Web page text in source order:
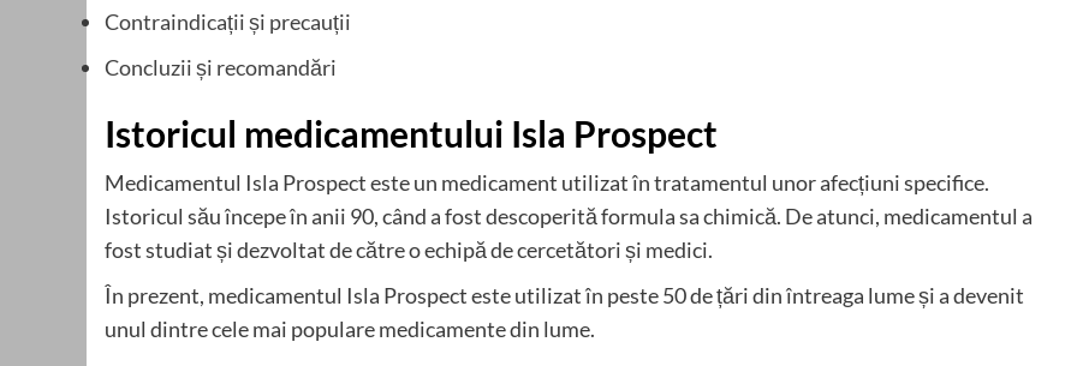
Contraindicații și precauții
Concluzii și recomandări
Istoricul medicamentului Isla Prospect
Medicamentul Isla Prospect este un medicament utilizat în tratamentul unor afecțiuni specifice.
Istoricul său începe în anii 90, când a fost descoperită formula sa chimică. De atunci, medicamentul a
fost studiat și dezvoltat de către o echipă de cercetători și medici.
În prezent, medicamentul Isla Prospect este utilizat în peste 50 de țări din întreaga lume și a devenit
unul dintre cele mai populare medicamente din lume.